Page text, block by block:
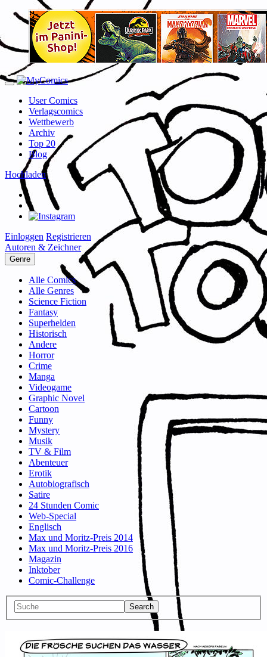
User Comics
Verlagscomics
Wettbewerb
Archiv
Top 20
Blog
Hochladen
Einloggen Registrieren
Autoren & Zeichner
Genre
Alle Comics
Alle Genres
Science Fiction
Fantasy
Superhelden
Historisch
Andere
Horror
Crime
Manga
Videogame
Graphic Novel
Cartoon
Funny
Mystery
Musik
TV & Film
Abenteuer
Erotik
Autobiografisch
Satire
24 Stunden Comic
Web-Special
Englisch
Max und Moritz-Preis 2014
Max und Moritz-Preis 2016
Magazin
Inktober
Comic-Challenge